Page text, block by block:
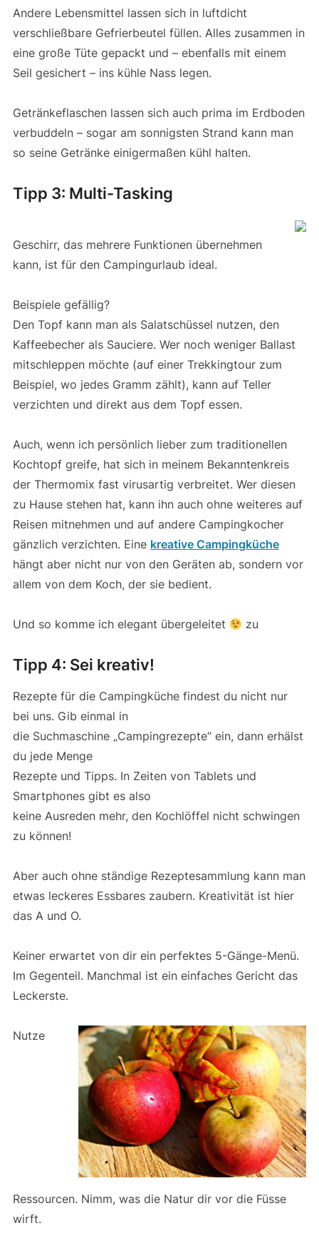
Andere Lebensmittel lassen sich in luftdicht
verschließbare Gefrierbeutel füllen. Alles zusammen in
eine große Tüte gepackt und – ebenfalls mit einem
Seil gesichert – ins kühle Nass legen.
Getränkeflaschen lassen sich auch prima im Erdboden
verbuddeln – sogar am sonnigsten Strand kann man
so seine Getränke einigermaßen kühl halten.
Tipp 3: Multi-Tasking
Geschirr, das mehrere Funktionen übernehmen
kann, ist für den Campingurlaub ideal.
Beispiele gefällig?
Den Topf kann man als Salatschüssel nutzen, den
Kaffeebecher als Sauciere. Wer noch weniger Ballast
mitschleppen möchte (auf einer Trekkingtour zum
Beispiel, wo jedes Gramm zählt), kann auf Teller
verzichten und direkt aus dem Topf essen.
Auch, wenn ich persönlich lieber zum traditionellen
Kochtopf greife, hat sich in meinem Bekanntenkreis
der Thermomix fast virusartig verbreitet. Wer diesen
zu Hause stehen hat, kann ihn auch ohne weiteres auf
Reisen mitnehmen und auf andere Campingkocher
gänzlich verzichten. Eine kreative Campingküche
hängt aber nicht nur von den Geräten ab, sondern vor
allem von dem Koch, der sie bedient.
Und so komme ich elegant übergeleitet zu
Tipp 4: Sei kreativ!
Rezepte für die Campingküche findest du nicht nur
bei uns. Gib einmal in
die Suchmaschine „Campingrezepte“ ein, dann erhälst
du jede Menge
Rezepte und Tipps. In Zeiten von Tablets und
Smartphones gibt es also
keine Ausreden mehr, den Kochlöffel nicht schwingen
zu können!
Aber auch ohne ständige Rezeptesammlung kann man
etwas leckeres Essbares zaubern. Kreativität ist hier
das A und O.
Keiner erwartet von dir ein perfektes 5-Gänge-Menü.
Im Gegenteil. Manchmal ist ein einfaches Gericht das
Leckerste.
Nutze
Ressourcen. Nimm, was die Natur dir vor die Füsse
wirft.